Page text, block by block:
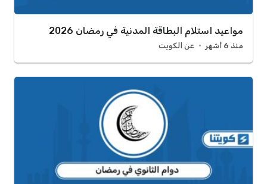
مواعيد استلام البطاقة المدنية في رمضان 2026
منذ 6 أشهر عن الكويت